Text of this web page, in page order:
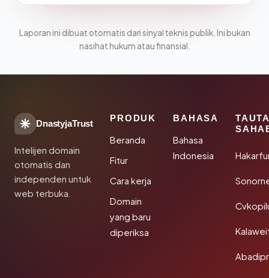
Laporan ini dibuat otomatis dari sinyal teknis publik. Ini bukan
nasihat hukum atau finansial.
DnastyjaTrust
Intelijen domain
otomatis dan
independen untuk
web terbuka.
PRODUK
Beranda
Fitur
Cara kerja
Domain
yang baru
diperiksa
BAHASA
Bahasa
Indonesia